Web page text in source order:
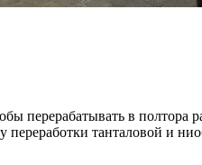
перерабатывать в полтора
переработки танталовой и